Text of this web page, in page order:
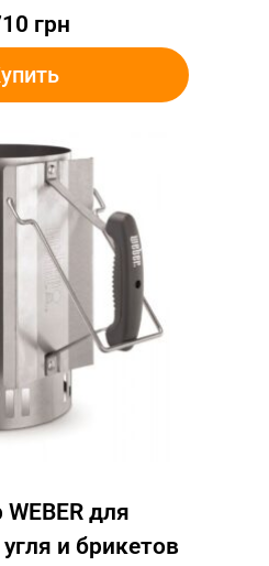
грн
WEBER для
и брикетов